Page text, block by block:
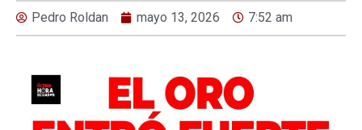
Pedro Roldan mayo 13, 2026 7:52 am